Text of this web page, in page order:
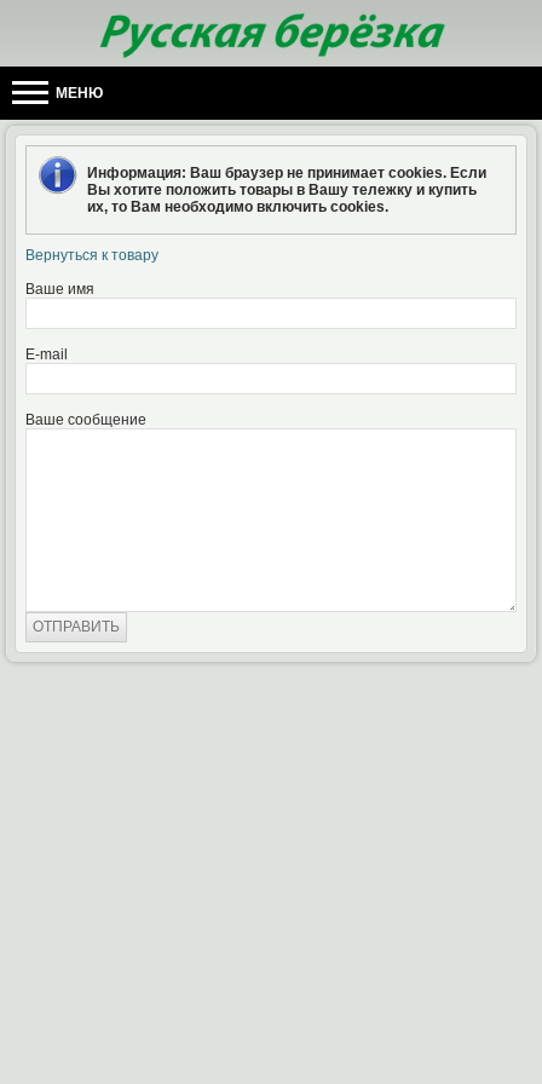
МЕНЮ
Информация: Ваш браузер не принимает cookies. Если
Вы хотите положить товары в Вашу тележку и купить
их, то Вам необходимо включить cookies.
Вернуться к товару
Ваше имя
E-mail
Ваше сообщение